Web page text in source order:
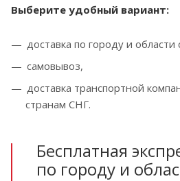
Выберите удобный вариант:
доставка по городу и
самовывоз,
доставка транспортной
странам СНГ.
Бесплатная
по городу и